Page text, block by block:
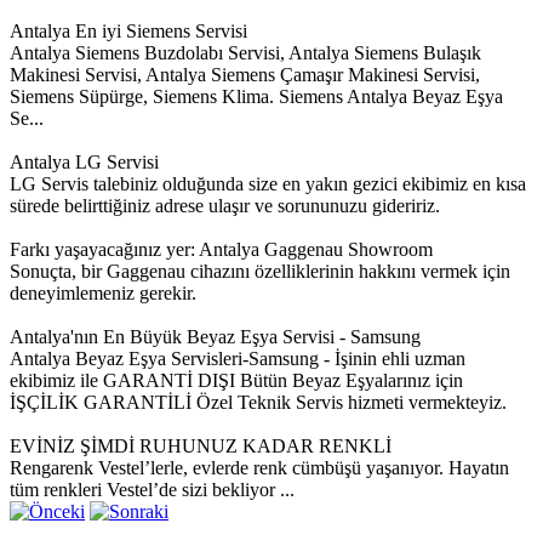
Antalya En iyi Siemens Servisi
Antalya Siemens Buzdolabı Servisi, Antalya Siemens Bulaşık
Makinesi Servisi, Antalya Siemens Çamaşır Makinesi Servisi,
Siemens Süpürge, Siemens Klima. Siemens Antalya Beyaz Eşya
Se...
Antalya LG Servisi
LG Servis talebiniz olduğunda size en yakın gezici ekibimiz en kısa
sürede belirttiğiniz adrese ulaşır ve sorununuzu gideririz.
Farkı yaşayacağınız yer: Antalya Gaggenau Showroom
Sonuçta, bir Gaggenau cihazını özelliklerinin hakkını vermek için
deneyimlemeniz gerekir.
Antalya'nın En Büyük Beyaz Eşya Servisi - Samsung
Antalya Beyaz Eşya Servisleri-Samsung - İşinin ehli uzman
ekibimiz ile GARANTİ DIŞI Bütün Beyaz Eşyalarınız için
İŞÇİLİK GARANTİLİ Özel Teknik Servis hizmeti vermekteyiz.
EVİNİZ ŞİMDİ RUHUNUZ KADAR RENKLİ
Rengarenk Vestel’lerle, evlerde renk cümbüşü yaşanıyor. Hayatın
tüm renkleri Vestel’de sizi bekliyor ...